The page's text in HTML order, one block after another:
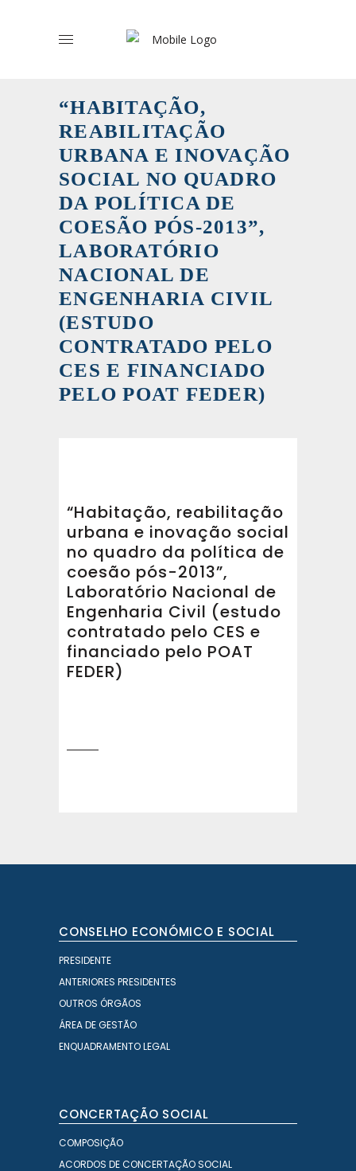
“HABITAÇÃO,
REABILITAÇÃO
URBANA E INOVAÇÃO
SOCIAL NO QUADRO
DA POLÍTICA DE
COESÃO PÓS-2013”,
LABORATÓRIO
NACIONAL DE
ENGENHARIA CIVIL
(ESTUDO
CONTRATADO PELO
CES E FINANCIADO
PELO POAT FEDER)
“Habitação, reabilitação
urbana e inovação social
no quadro da política de
coesão pós-2013”,
Laboratório Nacional de
Engenharia Civil (estudo
contratado pelo CES e
financiado pelo POAT
FEDER)
CONSELHO ECONÓMICO E SOCIAL
PRESIDENTE
ANTERIORES PRESIDENTES
OUTROS ÓRGÃOS
ÁREA DE GESTÃO
ENQUADRAMENTO LEGAL
CONCERTAÇÃO SOCIAL
COMPOSIÇÃO
ACORDOS DE CONCERTAÇÃO SOCIAL